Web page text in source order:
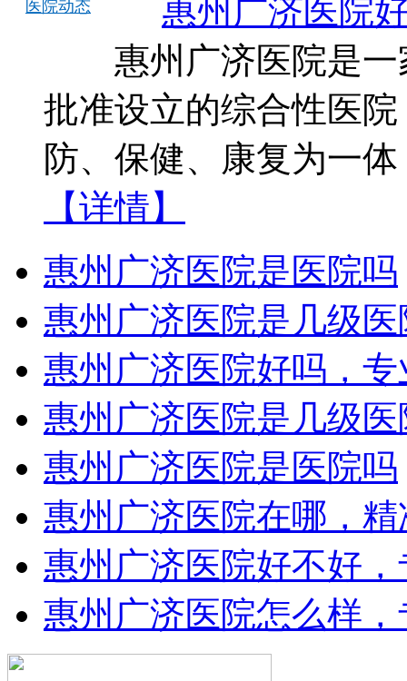
医院动态
惠州广济医院
惠州广济医院是一
批准设立的综合性医
防、保健、康复为一
【详情】
惠州广济医院是医院吗
惠州广济医院是几级医
惠州广济医院好吗，专
惠州广济医院是几级医
惠州广济医院是医院吗
惠州广济医院在哪，精
惠州广济医院好不好，
惠州广济医院怎么样，